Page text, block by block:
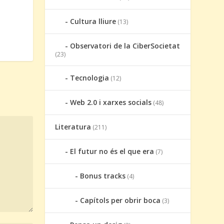
Cultura lliure (13)
Observatori de la CiberSocietat
(23)
Tecnologia (12)
Web 2.0 i xarxes socials (48)
Literatura (211)
El futur no és el que era (7)
Bonus tracks (4)
Capítols per obrir boca (3)